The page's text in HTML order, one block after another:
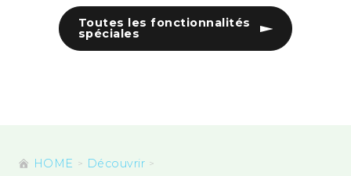
Toutes les fonctionnalités
spéciales
HOME Découvrir